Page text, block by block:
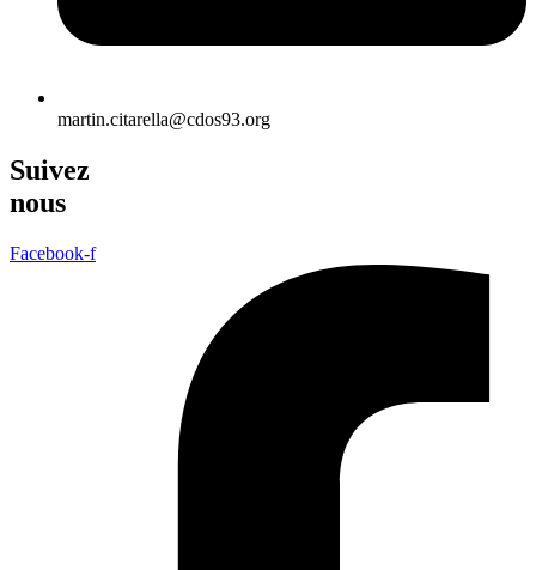
martin.citarella@cdos93.org
Suivez
nous
Facebook-f